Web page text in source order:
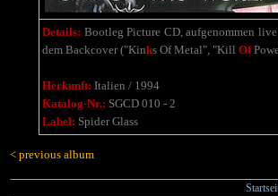
Details: Bootleg Picture CD, aufgenommen live
dem Backcover("Kinks Of Metal", "Kill Of
Herkunft: Italien / 1994
Katalog-Nr.: SGCD 010 - 2
Label: Spider Glass
< previous album